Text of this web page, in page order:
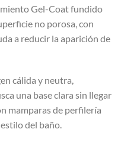
Gel-Coat fundido
no porosa, con
a reducir la aparición de
cálida y neutra,
una base clara sin llegar
mamparas de perfilería
del baño.